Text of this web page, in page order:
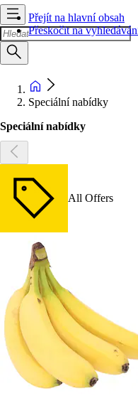
Přejít na hlavní obsah
Přeskočit na
Speciální nabídky
Speciální nabídky
All Offers